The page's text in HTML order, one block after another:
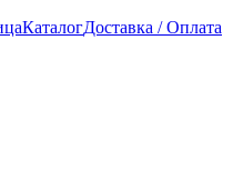
КаталогДоставка / Оплата